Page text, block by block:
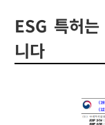
ESG 특허는
니다